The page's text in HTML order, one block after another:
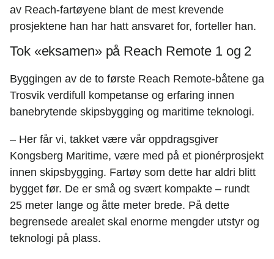
av Reach-fartøyene blant de mest krevende
prosjektene han har hatt ansvaret for, forteller han.
Tok «eksamen» på Reach Remote 1 og 2
Byggingen av de to første Reach Remote-båtene ga
Trosvik verdifull kompetanse og erfaring innen
banebrytende skipsbygging og maritime teknologi.
– Her får vi, takket være vår oppdragsgiver
Kongsberg Maritime, være med på et pionérprosjekt
innen skipsbygging. Fartøy som dette har aldri blitt
bygget før. De er små og svært kompakte – rundt
25 meter lange og åtte meter brede. På dette
begrensede arealet skal enorme mengder utstyr og
teknologi på plass.